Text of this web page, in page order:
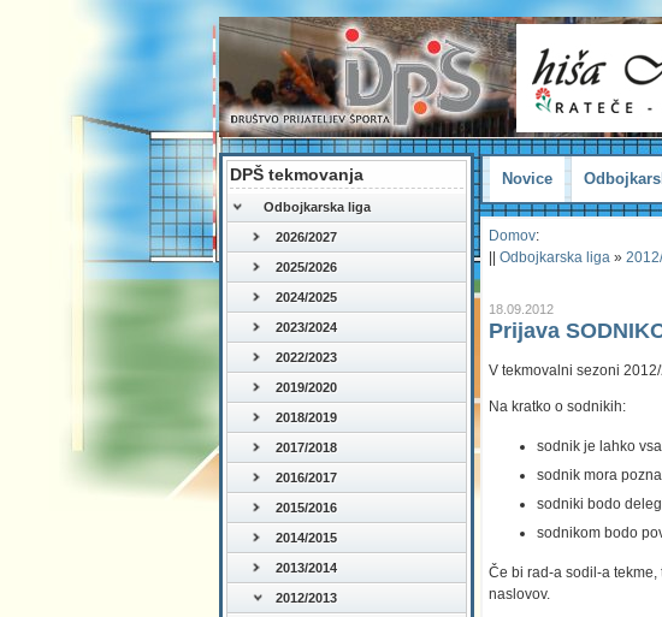
DPŠ tekmovanja
Odbojkarska liga
2026/2027
2025/2026
2024/2025
2023/2024
2022/2023
2019/2020
2018/2019
2017/2018
2016/2017
2015/2016
2014/2015
2013/2014
2012/2013
Novice
Domov:
Odbojkarska liga »
18.09.2012
Prijava
V tekmovalni sezoni
Na kratko o sodnikih:
sodnik je lahko
sodnik mora
sodniki bodo
sodnikom bodo
Če bi rad-a sodil-a
naslovov.